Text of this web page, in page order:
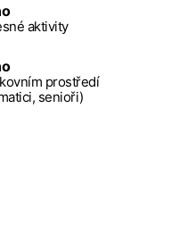
aktivity
prostředí
senioři)